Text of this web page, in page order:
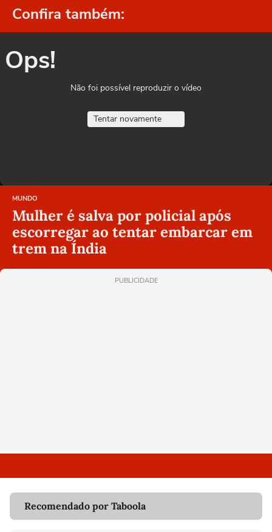
Confira também:
Ops!
Não foi possível reproduzir o vídeo
Tentar novamente
MUNDO
Mulher é salva por policial após
escorregar ao tentar embarcar em
trem na Índia
PUBLICIDADE
Recomendado por Taboola